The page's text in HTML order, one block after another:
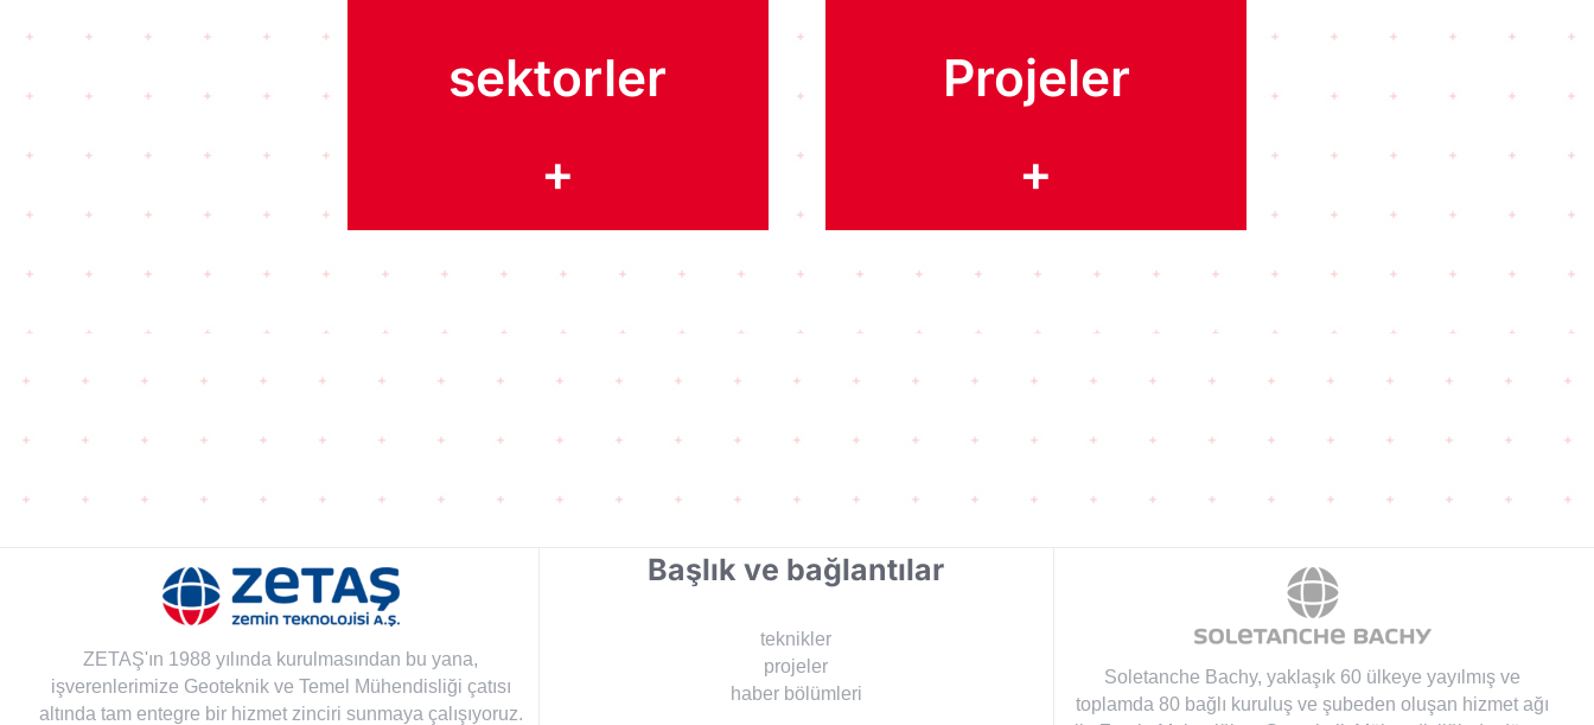
sektorler
+
Projeler
+
ZETAŞ'ın 1988 yılında kurulmasından bu yana,
işverenlerimize Geoteknik ve Temel Mühendisliği çatısı
altında tam entegre bir hizmet zinciri sunmaya çalışıyoruz.
Başlık ve bağlantılar
teknikler
projeler
haber bölümleri
Soletanche Bachy, yaklaşık 60 ülkeye yayılmış ve
toplamda 80 bağlı kuruluş ve şubeden oluşan hizmet ağı